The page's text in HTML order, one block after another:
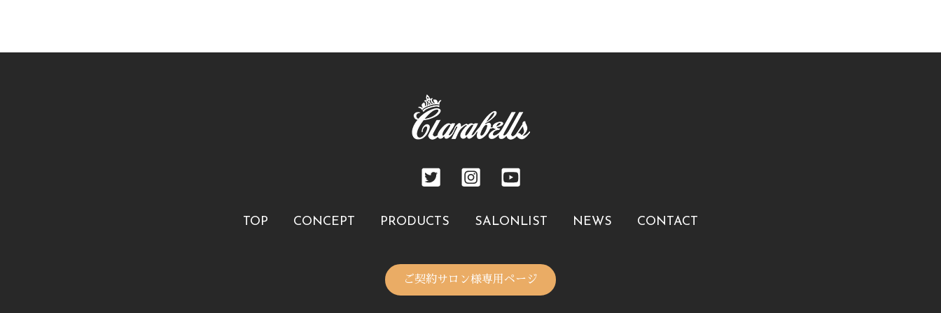
TOP CONCEPT PRODUCTS SALONLIST NEWS CONTACT
ご契約サロン様専用ページ